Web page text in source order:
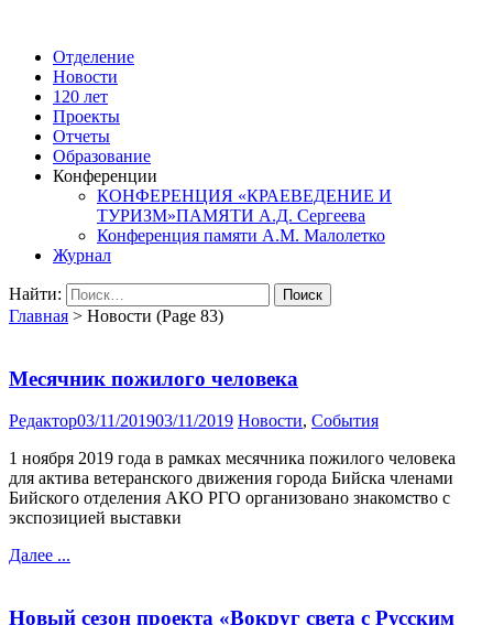
Отделение
Новости
120 лет
Проекты
Отчеты
Образование
Конференции
КОНФЕРЕНЦИЯ «КРАЕВЕДЕНИЕ И
ТУРИЗМ»ПАМЯТИ А.Д. Сергеева
Конференция памяти А.М. Малолетко
Журнал
Найти:
Главная > Новости (Page 83)
Месячник пожилого человека
Редактор03/11/201903/11/2019 Новости, События
1 ноября 2019 года в рамках месячника пожилого человека
для актива ветеранского движения города Бийска членами
Бийского отделения АКО РГО организовано знакомство с
экспозицией выставки
Далее ...
Новый сезон проекта «Вокруг света с Русским